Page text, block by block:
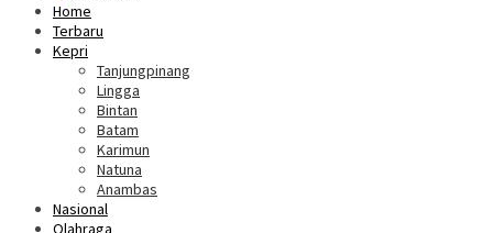
Home
Terbaru
Kepri
Tanjungpinang
Lingga
Bintan
Batam
Karimun
Natuna
Anambas
Nasional
Olahraga